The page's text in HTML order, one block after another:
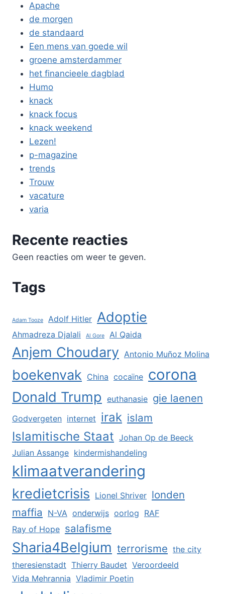
Apache
de morgen
de standaard
Een mens van goede wil
groene amsterdammer
het financieele dagblad
Humo
knack
knack focus
knack weekend
Lezen!
p-magazine
trends
Trouw
vacature
varia
Recente reacties
Geen reacties om weer te geven.
Tags
Adam Tooze Adolf Hitler Adoptie
Ahmadreza Djalali Al Gore Al Qaida
Anjem Choudary Antonio Muñoz Molina
boekenvak China cocaïne corona
Donald Trump euthanasie gie laenen
Godvergeten internet irak islam
Islamitische Staat Johan Op de Beeck
Julian Assange kindermishandeling
klimaatverandering
kredietcrisis Lionel Shriver londen
maffia
N-VA onderwijs oorlog RAF
Ray of Hope salafisme
Sharia4Belgium terrorisme the city
theresienstadt Thierry Baudet Veroordeeld
Vida Mehrannia Vladimir Poetin